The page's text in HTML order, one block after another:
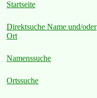
Startseite
Direktsuche Name und/oder
Ort
Namenssuche
Ortssuche